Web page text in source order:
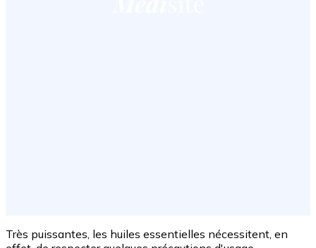
Très puissantes, les huiles essentielles nécessitent, en